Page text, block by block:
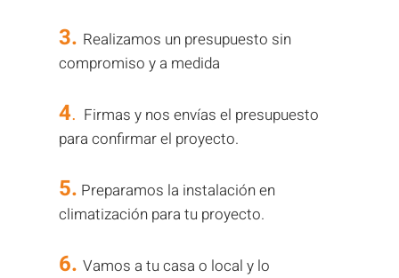
3. Realizamos un presupuesto sin
compromiso y a medida
4. Firmas y nos envías el presupuesto
para confirmar el proyecto.
5. Preparamos la instalación en
climatización para tu proyecto.
6. Vamos a tu casa o local y lo